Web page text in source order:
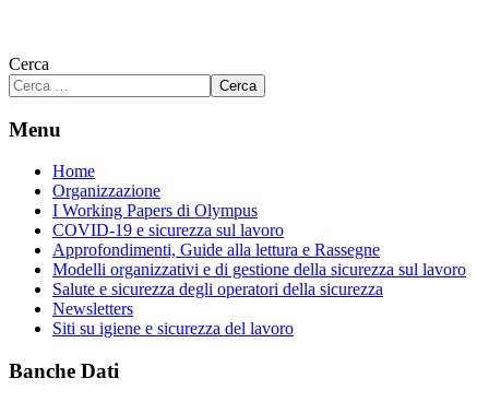
Cerca
Cerca
Menu
Home
Organizzazione
I Working Papers di Olympus
COVID-19 e sicurezza sul lavoro
Approfondimenti, Guide alla lettura e Rassegne
Modelli organizzativi e di gestione della sicurezza sul lavoro
Salute e sicurezza degli operatori della sicurezza
Newsletters
Siti su igiene e sicurezza del lavoro
Banche Dati